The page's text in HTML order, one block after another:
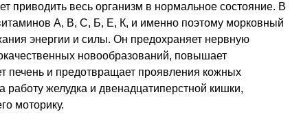
приводить весь организм в нормальное состояние. В
А, В, С, Б, Е, К, и именно поэтому морковный
энергии и силы. Он предохраняет нервную
новообразований, повышает
печень и предотвращает проявления кожных
работу желудка и двенадцатиперстной кишки,
моторику.